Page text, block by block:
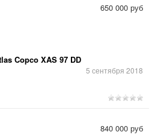
Copco XAS 97 DD
5 сентября 2018
650 000 руб
840 000 руб